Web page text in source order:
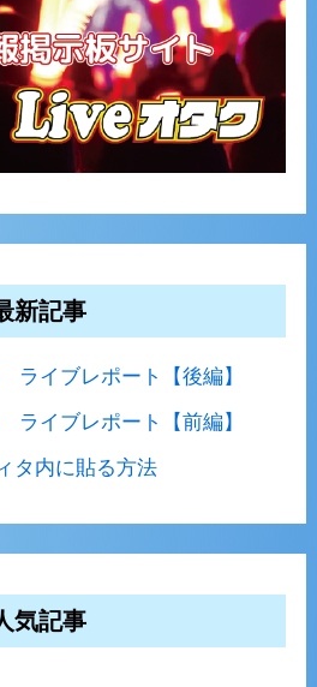
新記事
ライブレポート【後編】
ライブレポート【前編】
タ内に貼る方法
気記事